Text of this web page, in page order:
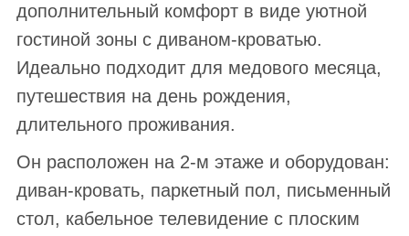
дополнительный комфорт в виде уютной
гостиной зоны с диваном-кроватью.
Идеально подходит для медового месяца,
путешествия на день рождения,
длительного проживания.
Он расположен на 2-м этаже и оборудован:
диван-кровать, паркетный пол, письменный
стол, кабельное телевидение с плоским